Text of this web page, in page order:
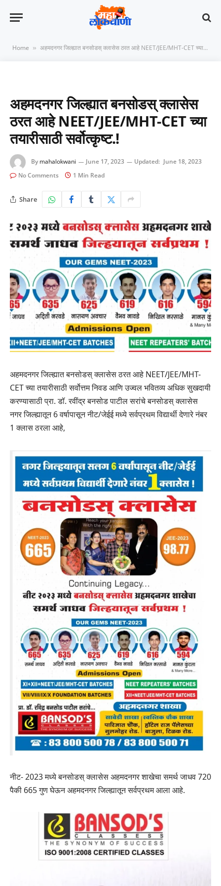
Home » अहमदनगर जिल्ह्यात बनसोडस् क्लासेस ठरत आहे NEET/JEE/MHT-CET च्या तयारीसाठी सर्वोत्कृष्ट.!
अहमदनगर जिल्ह्यात बनसोडस् क्लासेस
ठरत आहे NEET/JEE/MHT-CET च्या
तयारीसाठी सर्वोत्कृष्ट.!
By mahalokwani June 17, 2023 Updated: June 18, 2023
No Comments
1 Min Read
Share
अहमदनगर जिल्ह्यात बनसोडस् क्लासेस ठरत आहे NEET/JEE/MHT-
CET च्या तयारीसाठी सर्वोत्तम निवड आणि उज्वल भवितव्य अधिक सुखदायी
करण्यासाठी प्रा. डॉ. रवींद्र बनसोड पाटील सरांचे बनसोडस् क्लासेस
नगर जिल्ह्यातून 6 वर्षापासून नीट/जेईई मध्ये सर्वप्रथम विद्यार्थी देणारे नंबर
1 क्लास ठरला आहे,
नीट- 2023 मध्ये बनसोडस् क्लासेस अहमदनगर शाखेचा समर्थ जाधव 720
पैकी 665 गुण घेऊन अहमदनगर जिल्ह्यातून सर्वप्रथम आला आहे.